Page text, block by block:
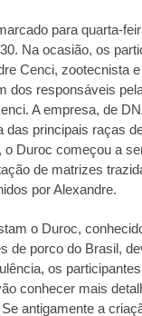
para quarta-
Na ocasião, os
Cenci, zootecnista
dos responsáveis
A empresa, de
das principais raças
o Duroc começou a
de matrizes
por Alexandre.
o Duroc,
de porco do Brasil,
os
conhecer mais
antigamente a